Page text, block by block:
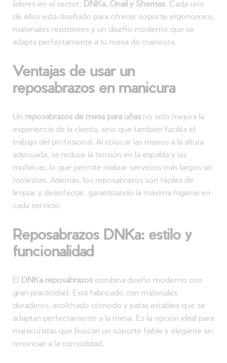
líderes en el sector: DNKa, Onail y Shemax. Cada uno
de ellos está diseñado para ofrecer soporte ergonómico,
materiales resistentes y un diseño moderno que se
adapta perfectamente a tu mesa de manicura.
Ventajas de usar un
reposabrazos en manicura
Un reposabrazos de mesa para uñas no solo mejora la
experiencia de la clienta, sino que también facilita el
trabajo del profesional. Al colocar las manos a la altura
adecuada, se reduce la tensión en la espalda y las
muñecas, lo que permite realizar servicios más largos sin
molestias. Además, los reposabrazos son fáciles de
limpiar y desinfectar, garantizando la máxima higiene en
cada servicio.
Reposabrazos DNKa: estilo y
funcionalidad
El DNKa reposabrazos combina diseño moderno con
gran practicidad. Está fabricado con materiales
duraderos, acolchado cómodo y patas estables que se
adaptan perfectamente a la mesa. Es la opción ideal para
manicuristas que buscan un soporte fiable y elegante sin
renunciar a la comodidad.